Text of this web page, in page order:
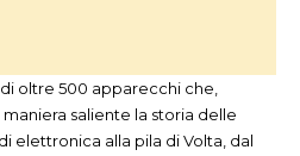
oltre 500 apparecchi che,
saliente la storia delle
elettronica alla pila di Volta, dal